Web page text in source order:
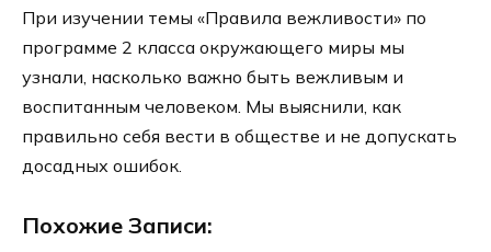
При изучении темы «Правила вежливости» по
программе 2 класса окружающего миры мы
узнали, насколько важно быть вежливым и
воспитанным человеком. Мы выяснили, как
правильно себя вести в обществе и не допускать
досадных ошибок.
Похожие Записи: